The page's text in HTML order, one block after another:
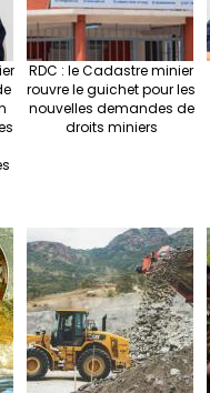
RDC : le Cadastre minier
rouvre le guichet pour les
nouvelles demandes de
droits miniers